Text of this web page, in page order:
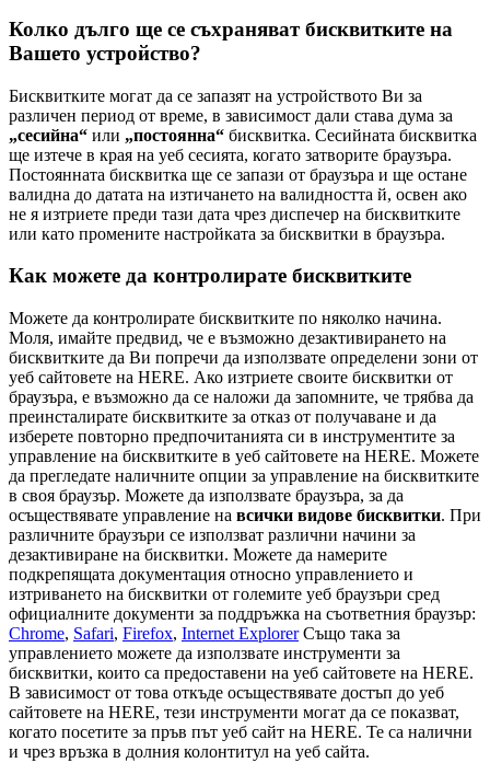
Колко дълго ще се съхраняват бисквитките на
Вашето устройство?
Бисквитките могат да се запазят на устройството Ви за
различен период от време, в зависимост дали става дума за
„сесийна“ или „постоянна“ бисквитка. Сесийната бисквитка
ще изтече в края на уеб сесията, когато затворите браузъра.
Постоянната бисквитка ще се запази от браузъра и ще остане
валидна до датата на изтичането на валидността й, освен ако
не я изтриете преди тази дата чрез диспечер на бисквитките
или като промените настройката за бисквитки в браузъра.
Как можете да контролирате бисквитките
Можете да контролирате бисквитките по няколко начина.
Моля, имайте предвид, че е възможно дезактивирането на
бисквитките да Ви попречи да използвате определени зони от
уеб сайтовете на HERE. Ако изтриете своите бисквитки от
браузъра, е възможно да се наложи да запомните, че трябва да
преинсталирате бисквитките за отказ от получаване и да
изберете повторно предпочитанията си в инструментите за
управление на бисквитките в уеб сайтовете на HERE. Можете
да прегледате наличните опции за управление на бисквитките
в своя браузър. Можете да използвате браузъра, за да
осъществявате управление на всички видове бисквитки. При
различните браузъри се използват различни начини за
дезактивиране на бисквитки. Можете да намерите
подкрепящата документация относно управлението и
изтриването на бисквитки от големите уеб браузъри сред
официалните документи за поддръжка на съответния браузър:
Chrome, Safari, Firefox, Internet ExplorerСъщо така за
управлението можете да използвате инструменти за
бисквитки, които са предоставени на уеб сайтовете на HERE.
В зависимост от това откъде осъществявате достъп до уеб
сайтовете на HERE, тези инструменти могат да се показват,
когато посетите за пръв път уеб сайт на HERE. Те са налични
и чрез връзка в долния колонтитул на уеб сайта.